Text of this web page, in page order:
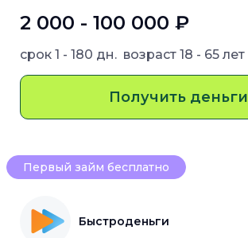
2 000 - 100 000 ₽
срок 1 - 180 дн. возраст 18 - 65 лет
Получить деньги
Первый займ бесплатно
Быстроденьги